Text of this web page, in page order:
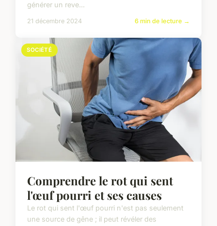
générer un reve...
21 décembre 2024 6 min de lecture →
SOCIÉTÉ
Comprendre le rot qui sent
l'œuf pourri et ses causes
Le rot qui sent l'œuf pourri n'est pas seulement
une source de gêne ; il peut révéler des